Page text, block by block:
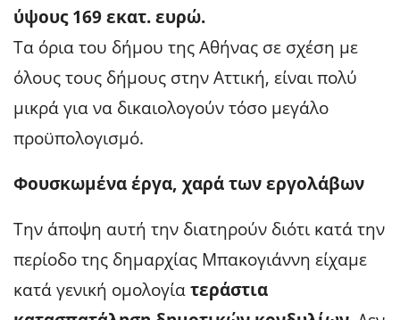
ύψους 169 εκατ. ευρώ.
Τα όρια του δήμου της Αθήνας σε σχέση με
όλους τους δήμους στην Αττική, είναι πολύ
μικρά για να δικαιολογούν τόσο μεγάλο
προϋπολογισμό.
Φουσκωμένα έργα, χαρά των εργολάβων
Την άποψη αυτή την διατηρούν διότι κατά την
περίοδο της δημαρχίας Μπακογιάννη είχαμε
κατά γενική ομολογίατεράστια